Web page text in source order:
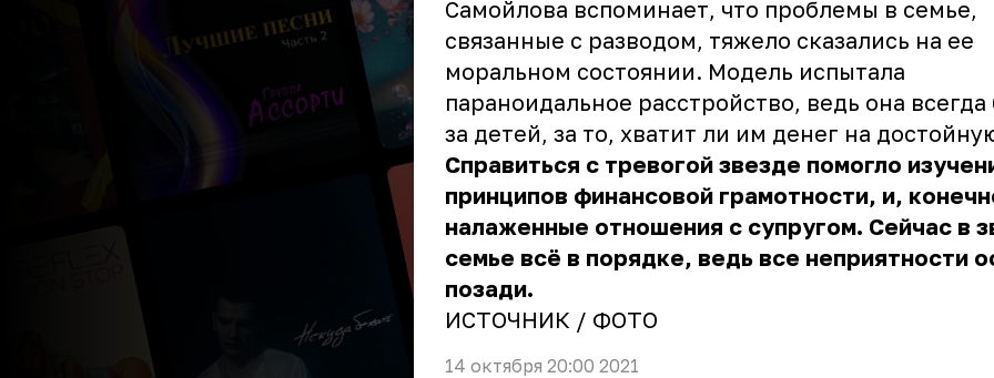
Самойлова вспоминает, что проблемы в семье,
связанные с разводом, тяжело сказались на ее
моральном состоянии. Модель испытала
параноидальное расстройство, ведь она всегда
за детей, за то, хватит ли им денег на
Справиться с тревогой звезде помогло
принципов финансовой грамотности, и,
налаженные отношения с супругом. Сейчас в
семье всё в порядке, ведь все неприятности
позади.
ИСТОЧНИК / ФОТО
14 октября 20:00 2021